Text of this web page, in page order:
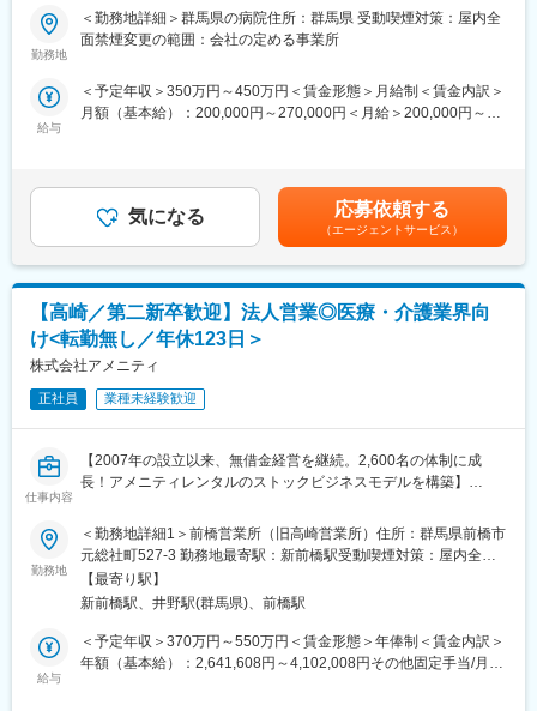
【業務概要】
医療器材の滅菌サービスをはじめ、医療機関に向けた総合的な医
できる研修制度を整えており、医療現場を支えるやりがいのある
仕事です。
■手術室サポート業務
■内視鏡室支援業務
【滅菌業務とは】
手術や診療で使用された医療器材は、そのままでは再利用できま
せん。次の患者様に安全に使用するために、器材を「回収 → 洗浄
→ 滅菌 → 配給」という工程で処理します。この業務は、患者様
の安全を守るために欠かせない重要な役割です。電子マニュアル
を確認しながら作業を行うため、未経験の方でも研修でしっかり
習得できます。
手術室では、医師や看護師が次の手術に集中できるよう、環境を
整えることが必要です。具体的には、手術室内の清掃、医療物品
を行います。医療チームの一員として、円滑な手術室運営を支え
るやりがいのある仕事です。
【内視鏡室支援とは】
内視鏡検査で使用する器材の準備や片付け、洗浄・滅菌などを担
当します。患者様が安心して検査を受けられるよう、スムーズな
検査環境を整える役割です。
勤務地
＜勤務地詳細＞群馬県の病院住所：群馬県 受動喫煙対策：屋内全
面禁煙変更の範囲：会社の定める事業所
給与
＜予定年収＞350万円～450万円＜賃金形態＞月給制＜賃金内訳＞
月額（基本給）：200,000円～270,000円＜月給＞200,000円～
性があります。月給(月額)は固定手当を含めた表記です。
気になる 応募依頼する
（エージェントサービス）
【高崎／第二新卒歓迎】法人営業◎医療・介護業界向
け<転勤無し／年休123日＞
株式会社アメニティ
正社員 業種未経験歓迎
仕事内容
【2007年の設立以来、無借金経営を継続。2,600名の体制に成
長！アメニティレンタルのストックビジネスモデルを構築】
を図るため、このたび新たな仲間をお迎えすることとなりまし
た。
■業務詳細：
病院や介護施設に向けて、入院・入所時に必要な衣類やタオル、
日用品などをレンタルできる「アメニティサポートシステム」を
提案する営業です。ニーズに応じて、人材派遣・紹介サービスや
勤務地
＜勤務地詳細1＞前橋営業所（旧高崎営業所）住所：群馬県前橋市
元総社町527-3 勤務地最寄駅：新前橋駅受動喫煙対策：屋内全面
禁煙＜勤務地詳細2＞前橋営業所（旧高崎営業所）住所：群馬県前
橋市元総社町527-3 勤務地最寄駅：新前橋駅受動喫煙対策：屋内
【最寄り駅】
新前橋駅、井野駅(群馬県)、前橋駅
給与
＜予定年収＞370万円～550万円＜賃金形態＞年俸制＜賃金内訳＞
年額（基本給）：2,641,608円～4,102,008円その他固定手当/月：